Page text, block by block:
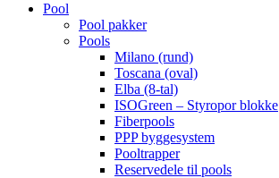
Pool
Pool pakker
Pools
Milano (rund)
Toscana (oval)
Elba (8-tal)
ISOGreen – Styropor blokke
Fiberpools
PPP byggesystem
Pooltrapper
Reservedele til pools